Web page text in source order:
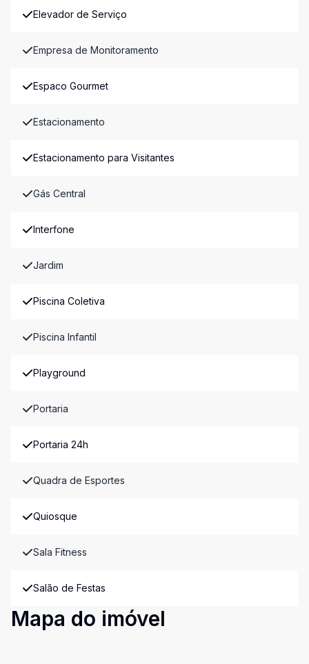
Elevador de Serviço
Empresa de Monitoramento
Espaco Gourmet
Estacionamento
Estacionamento para Visitantes
Gás Central
Interfone
Jardim
Piscina Coletiva
Piscina Infantil
Playground
Portaria
Portaria 24h
Quadra de Esportes
Quiosque
Sala Fitness
Salão de Festas
Mapa do imóvel